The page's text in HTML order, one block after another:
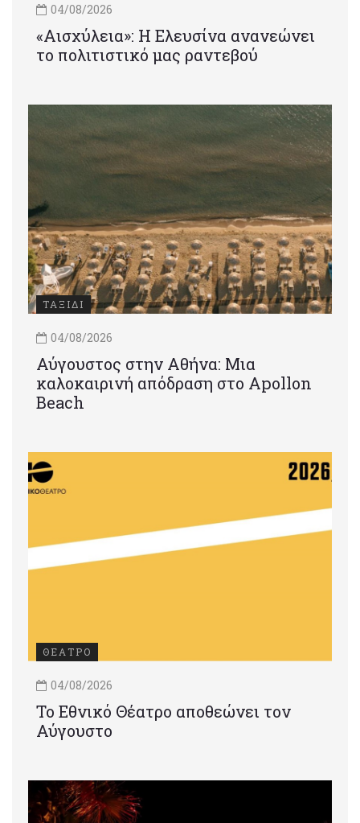
04/08/2026
«Αισχύλεια»: Η Ελευσίνα ανανεώνει
το πολιτιστικό μας ραντεβού
ΤΑΞΙΔΙ
04/08/2026
Αύγουστος στην Αθήνα: Μια
καλοκαιρινή απόδραση στο Apollon
Beach
ΘΕΑΤΡΟ
04/08/2026
Το Εθνικό Θέατρο αποθεώνει τον
Αύγουστο